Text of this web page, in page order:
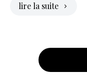
lire la suite